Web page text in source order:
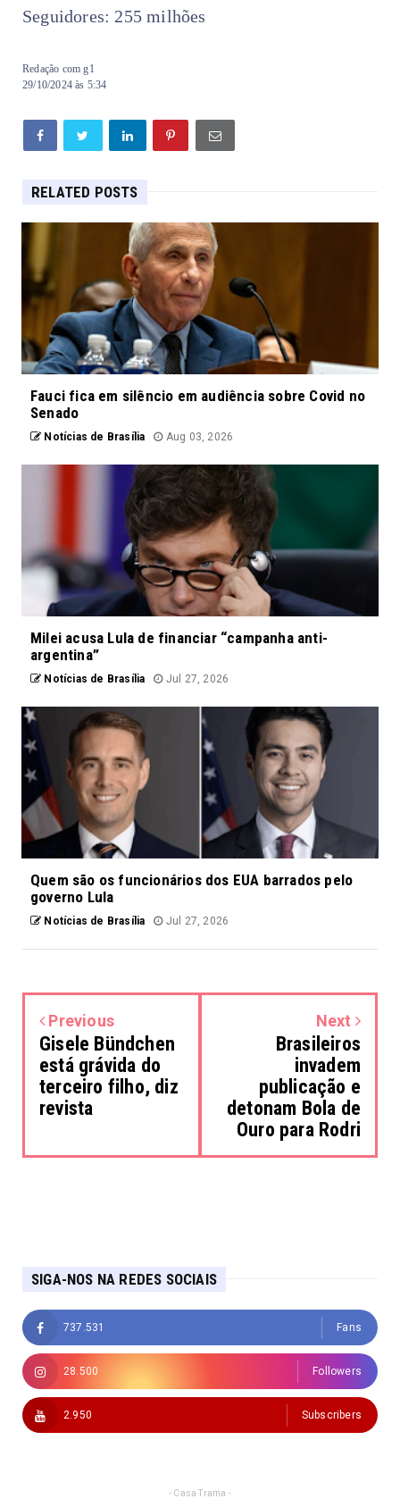
Seguidores: 255 milhões
Redação com g1
29/10/2024 às 5:34
RELATED POSTS
Fauci fica em silêncio em audiência sobre Covid no
Senado
Notícias de Brasília Aug 03, 2026
Milei acusa Lula de financiar “campanha anti-
argentina”
Notícias de Brasília Jul 27, 2026
Quem são os funcionários dos EUA barrados pelo
governo Lula
Notícias de Brasília Jul 27, 2026
Previous
Gisele Bündchen
está grávida do
terceiro filho, diz
revista
Next
Brasileiros
invadem
publicação e
detonam Bola de
Ouro para Rodri
SIGA-NOS NA REDES SOCIAIS
737.531 Fans
28.500 Followers
2.950 Subscribers
- Casa Trama -